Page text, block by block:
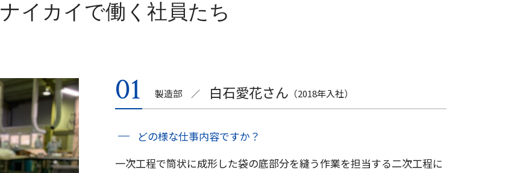
ナイカイで働く社員たち
製造部 白石愛花さん （2018年入社）
どの様な仕事内容ですか？
一次工程で筒状に成形した袋の底部分を縫う作業を担当する二次工程に